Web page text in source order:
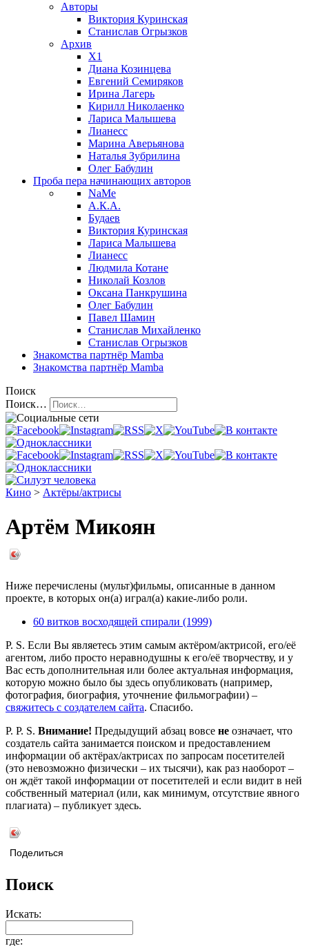
Авторы
Виктория Куринская
Станислав Огрызков
Архив
X1
Диана Козинцева
Евгений Семиряков
Ирина Лагерь
Кирилл Николаенко
Лариса Малышева
Лианесс
Марина Аверьянова
Наталья Зубрилина
Олег Бабулин
Проба пера начинающих авторов
NaMe
А.К.А.
Будаев
Виктория Куринская
Лариса Малышева
Лианесс
Людмила Котане
Николай Козлов
Оксана Панкрушина
Олег Бабулин
Павел Шамин
Станислав Михайленко
Станислав Огрызков
Знакомства партнёр Mamba
Знакомства партнёр Mamba
Поиск
Поиск…
Кино > Актёры/актрисы
Артём Микоян
Ниже перечислены (мульт)фильмы, описанные в данном
проекте, в которых он(а) играл(а) какие-либо роли.
60 витков восходящей спирали (1999)
P. S. Если Вы являетесь этим самым актёром/актрисой, его/её
агентом, либо просто неравнодушны к его/её творчеству, и у
Вас есть дополнительная или более актуальная информация,
которую можно было бы здесь опубликовать (например,
фотография, биография, уточнение фильмографии) –
свяжитесь с создателем сайта. Спасибо.
P. P. S. Внимание! Предыдущий абзац вовсе не означает, что
создатель сайта занимается поиском и предоставлением
информации об актёрах/актрисах по запросам посетителей
(это невозможно физически – их тысячи), как раз наоборот –
он ждёт такой информации от посетителей и если видит в ней
собственный материал (или, как минимум, отсутствие явного
плагиата) – публикует здесь.
Поделиться
Поиск
Искать:
где: